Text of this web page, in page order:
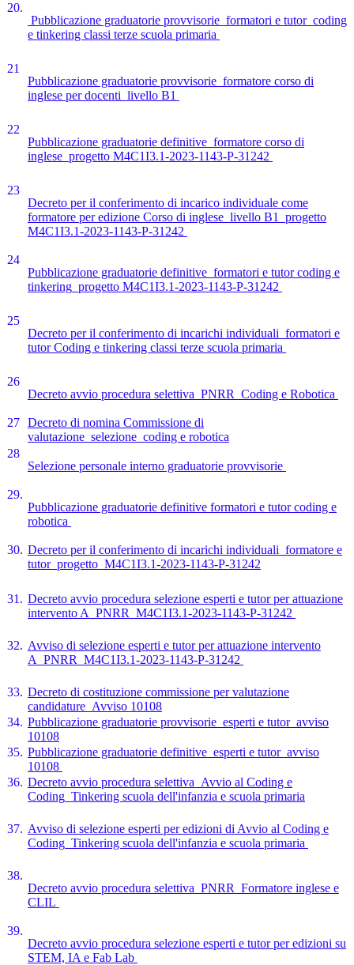
20.
Pubblicazione graduatorie provvisorie_formatori e tutor_coding
e tinkering classi terze scuola primaria
21
Pubblicazione graduatorie provvisorie_formatore corso di
inglese per docenti_livello B1
22
Pubblicazione graduatorie definitive_formatore corso di
inglese_progetto M4C1I3.1-2023-1143-P-31242
23
Decreto per il conferimento di incarico individuale come
formatore per edizione Corso di inglese_livello B1_progetto
M4C1I3.1-2023-1143-P-31242
24
Pubblicazione graduatorie definitive_formatori e tutor coding e
tinkering_progetto M4C1I3.1-2023-1143-P-31242
25
Decreto per il conferimento di incarichi individuali_formatori e
tutor Coding e tinkering classi terze scuola primaria
26
Decreto avvio procedura selettiva_PNRR_Coding e Robotica
27 Decreto di nomina Commissione di
valutazione_selezione_coding e robotica
28
Selezione personale interno graduatorie provvisorie
29.
Pubblicazione graduatorie definitive formatori e tutor coding e
robotica
30. Decreto per il conferimento di incarichi individuali_formatore e
tutor_progetto_M4C1I3.1-2023-1143-P-31242
31. Decreto avvio procedura selezione esperti e tutor per attuazione
intervento A_PNRR_M4C1I3.1-2023-1143-P-31242
32. Avviso di selezione esperti e tutor per attuazione intervento
A_PNRR_M4C1I3.1-2023-1143-P-31242
33. Decreto di costituzione commissione per valutazione
candidature_Avviso 10108
34. Pubblicazione graduatorie provvisorie_esperti e tutor_avviso
10108
35. Pubblicazione graduatorie definitive_esperti e tutor_avviso
10108
36. Decreto avvio procedura selettiva_Avvio al Coding e
Coding_Tinkering scuola dell'infanzia e scuola primaria
37. Avviso di selezione esperti per edizioni di Avvio al Coding e
Coding_Tinkering scuola dell'infanzia e scuola primaria
38.
Decreto avvio procedura selettiva_PNRR_Formatore inglese e
CLIL
39.
Decreto avvio procedura selezione esperti e tutor per edizioni su
STEM, IA e Fab Lab